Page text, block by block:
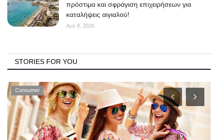
πρόστιμα και σφράγιση επιχειρήσεων για
καταλήψεις αιγιαλού!
Αυγ 8, 2026
STORIES FOR YOU
Consumer